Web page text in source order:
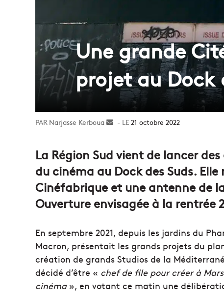
Une grande
projet au Dock
Narjasse Kerboua
Envoyer21 octobre 2022
La Région Sud vient de lancer
du cinéma au Dock des Suds.
Cinéfabrique et une antenne de
Ouverture envisagée à la rentrée
En septembre 2021, depuis les jardins du
Macron, présentait les grands projets du
création de grands Studios de la
décidé d’être « chef de file pour créer à
cinéma», en votant ce matin une